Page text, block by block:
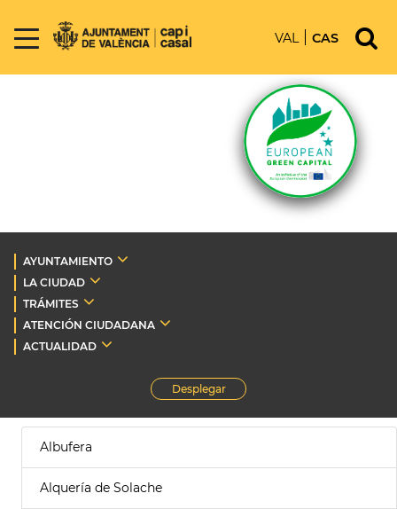
VAL CAS
AYUNTAMIENTO
LA CIUDAD
TRÁMITES
ATENCIÓN CIUDADANA
ACTUALIDAD
Desplegar
Albufera
Alquería de Solache